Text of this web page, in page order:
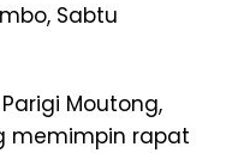
Sabtu
Moutong,
memimpin rapat